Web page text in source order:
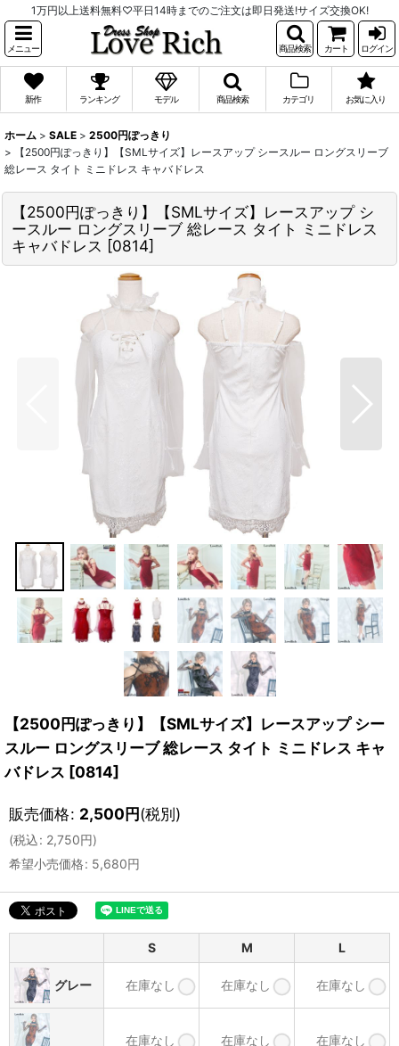
1万円以上送料無料♡平日14時までのご注文は即日発送!サイズ交換OK!
メニュー 商品検索 カート ログイン
新作 ランキング モデル 商品検索 カテゴリ お気に入り
ホーム > SALE > 2500円ぽっきり
>
【2500円ぽっきり】【SMLサイズ】レースアップ シースルー ロングスリーブ
総レース タイト ミニドレス キャバドレス
【2500円ぽっきり】【SMLサイズ】レースアップ シ
ースルー ロングスリーブ 総レース タイト ミニドレス
キャバドレス [0814]
【2500円ぽっきり】【SMLサイズ】レースアップ シー
スルー ロングスリーブ 総レース タイト ミニドレス キャ
バドレス [0814]
販売価格: 2,500円(税別)
(税込: 2,750円)
希望小売価格: 5,680円
S M L
グレー 在庫なし 在庫なし 在庫なし
在庫なし 在庫なし 在庫なし